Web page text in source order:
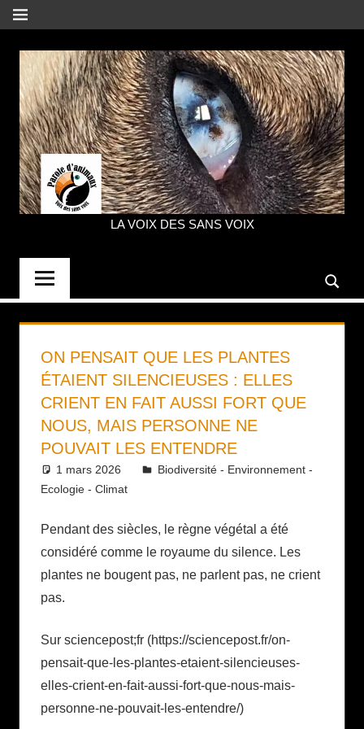
Aller
au
contenu
MENU
PAROLE
LA VOIX DES SANS VOIX
ON PENSAIT QUE LES PLANTES
ÉTAIENT SILENCIEUSES : ELLES
CRIENT EN FAIT AUSSI FORT QUE
NOUS, MAIS PERSONNE NE
POUVAIT LES ENTENDRE
1 mars 2026 Daniel
Biodiversité - Environnement -
Ecologie - Climat
Pendant des siècles, le règne végétal a été
considéré comme le royaume du silence. Les
plantes ne bougent pas, ne parlent pas, ne crient
pas.
Sur sciencepost;fr (https://sciencepost.fr/on-
pensait-que-les-plantes-etaient-silencieuses-
elles-crient-en-fait-aussi-fort-que-nous-mais-
personne-ne-pouvait-les-entendre/)